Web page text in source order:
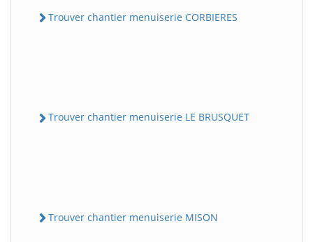
Trouver chantier menuiserie CORBIERES
Trouver chantier menuiserie LE BRUSQUET
Trouver chantier menuiserie MISON